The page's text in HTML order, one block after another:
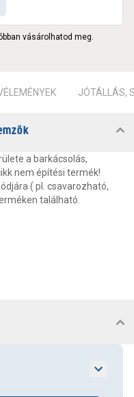
vásárolhatod meg.
JÓTÁLLÁS,
a barkácsolás,
nem építési termék!
( pl. csavarozható,
található.